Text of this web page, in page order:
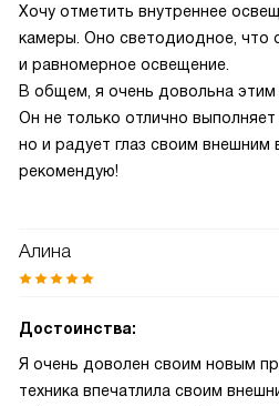
Хочу отметить внутреннее
камеры. Оно светодиодное, что
и равномерное освещение.
В общем, я очень довольна этим
Он не только отлично выполняет
но и радует глаз своим внешним
рекомендую!
Алина
Достоинства:
Я очень доволен своим новым
техника впечатлила своим